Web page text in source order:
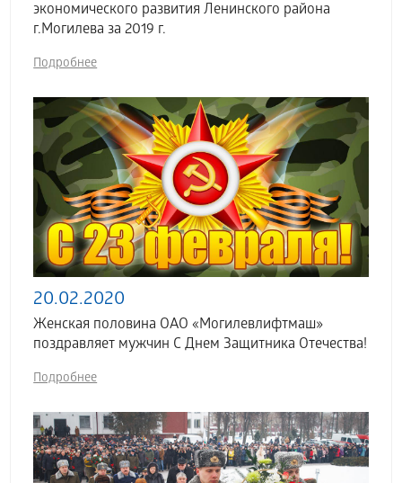
экономического развития Ленинского района
г.Могилева за 2019 г.
Подробнее
20.02.2020
Женская половина ОАО «Могилевлифтмаш»
поздравляет мужчин С Днем Защитника Отечества!
Подробнее